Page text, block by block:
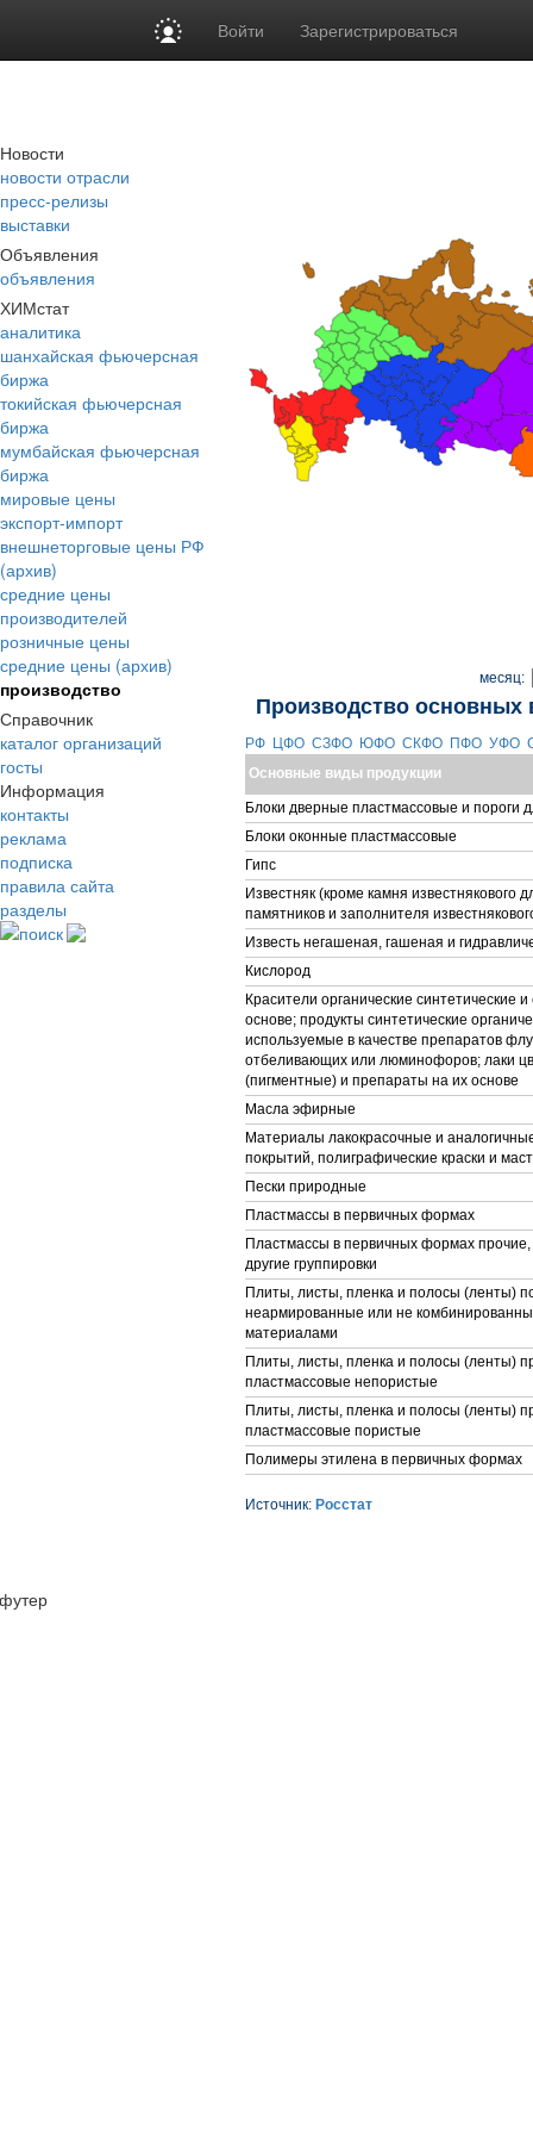
Войти Зарегистрироваться
Новости
новости отрасли
пресс-релизы
выставки
Объявления
объявления
ХИМстат
аналитика
шанхайская фьючерсная
биржа
токийская фьючерсная
биржа
мумбайская фьючерсная
биржа
мировые цены
экспорт-импорт
внешнеторговые цены РФ
(архив)
средние цены
производителей
розничные цены
средние цены (архив)
производство
Справочник
каталог организаций
госты
Информация
контакты
реклама
подписка
правила сайта
разделы
поиск
месяц:
Производство основных
РФ ЦФО СЗФО ЮФО СКФО ПФО УФО
Основные виды продукции
Блоки дверные пластмассовые и пороги
Блоки оконные пластмассовые
Гипс
Известняк (кроме камня известнякового
памятников и заполнителя
Известь негашеная, гашеная и
Кислород
Красители органические синтетические
основе; продукты синтетические
используемые в качестве препаратов
отбеливающих или люминофоров; лаки
(пигментные) и препараты на их основе
Масла эфирные
Материалы лакокрасочные и
покрытий, полиграфические краски и
Пески природные
Пластмассы в первичных формах
Пластмассы в первичных формах
другие группировки
Плиты, листы, пленка и полосы (ленты)
неармированные или не
материалами
Плиты, листы, пленка и полосы (ленты)
пластмассовые непористые
Плиты, листы, пленка и полосы (ленты)
пластмассовые пористые
Полимеры этилена в первичных формах
Источник: Росстат
футер